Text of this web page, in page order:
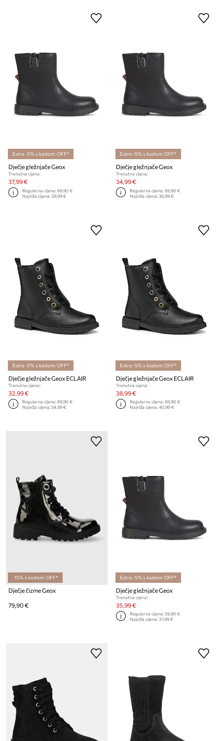
Extra -5% s kodom: OFF*
Dječje gležnjače Geox
Trenutna cijena:
37,99 €
Regularna cijena:69,90 €
Najniža cijena:39,99 €
Extra -5% s kodom: OFF*
Dječje gležnjače Geox
Trenutna cijena:
34,99 €
Regularna cijena:69,90 €
Najniža cijena:36,99 €
Extra -5% s kodom: OFF*
Dječje gležnjače Geox ECLAIR
Trenutna cijena:
32,99 €
Regularna cijena:69,90 €
Najniža cijena:34,99 €
Extra -5% s kodom: OFF*
Dječje gležnjače Geox ECLAIR
Trenutna cijena:
38,99 €
Regularna cijena:69,90 €
Najniža cijena:40,99 €
-15% s kodom: OFF*
Dječje čizme Geox
79,90 €
Extra -5% s kodom: OFF*
Dječje gležnjače Geox
Trenutna cijena:
35,99 €
Regularna cijena:59,90 €
Najniža cijena:37,99 €